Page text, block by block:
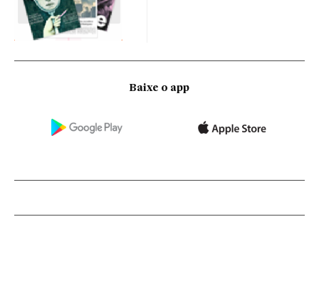
Baixe o app